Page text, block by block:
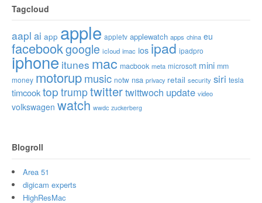
Tagcloud
aapl ai app apple appletv applewatch apps china eu
facebookgoogle icloud imac ios ipad ipadpro
iphone itunes mac macbook meta microsoft mini mm
money motorupmusic notw nsa privacy retail security siri tesla
timcooktop trumptwittertwittwoch update video
volkswagen watch wwdc zuckerberg
Blogroll
Area 51
digicam experts
HighResMac